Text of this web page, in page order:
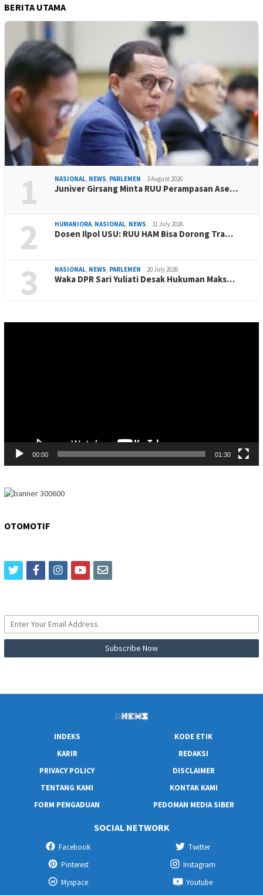
BERITA UTAMA
1 NASIONAL NEWS PARLEMEN 3 August 2026
Juniver Girsang Minta RUU Perampasan Ase…
2 HUMANIORA NASIONAL NEWS 31 July 2026
Dosen Ilpol USU: RUU HAM Bisa Dorong Tra…
3 NASIONAL NEWS PARLEMEN 20 July 2026
Waka DPR Sari Yuliati Desak Hukuman Maks…
00:00 01:30
OTOMOTIF
twitterfacebookinstagram
youtubeemail
INDEKS
KODE ETIK
KARIR
REDAKSI
PRIVACY POLICY
DISCLAIMER
TENTANG KAMI
KONTAK KAMI
FORM PENGADUAN
PEDOMAN MEDIA SIBER
SOCIAL NETWORK
Facebook
Twitter
Pinterest
Instagram
Myspace
Youtube